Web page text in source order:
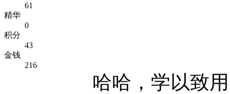
61
精华
0
积分
43
金钱
216
哈哈，学以致